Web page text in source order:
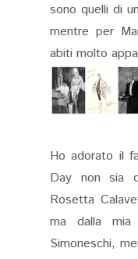
sono quelli di
mentre per
abiti molto
Ho adorato il
Day non sia
Rosetta
ma dalla mia
Simoneschi,